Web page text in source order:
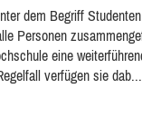
dem Begriff
Personen
eine
verfügen sie dab...